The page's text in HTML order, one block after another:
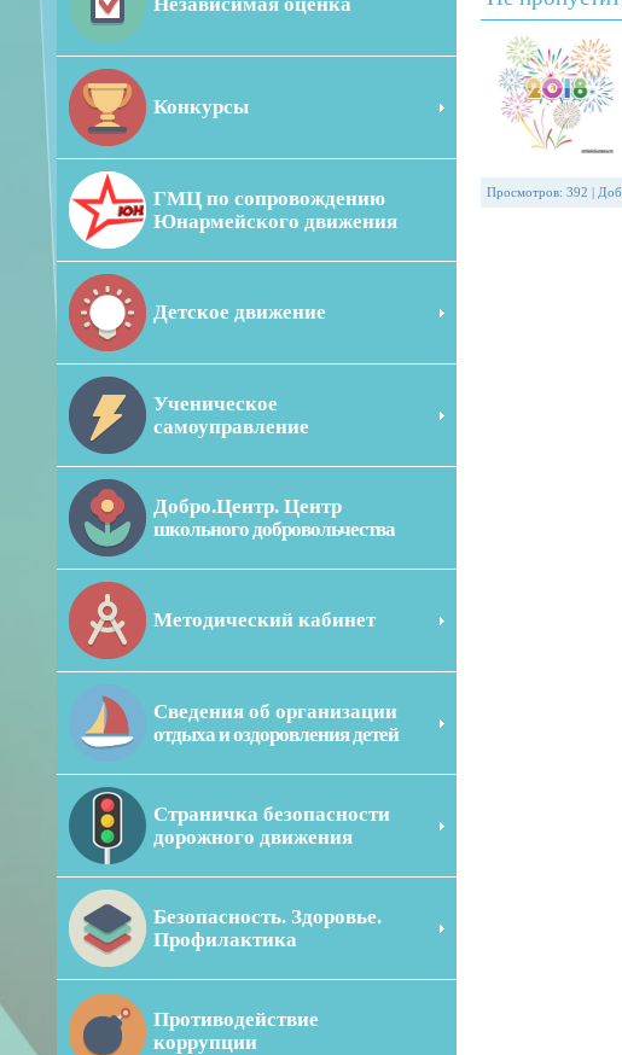
Конкурсы
ГМЦ по сопровождению
Юнармейского движения
Детское движение
Ученическое
самоуправление
Добро.Центр. Центр
школьного добровольчества
Методический кабинет
Сведения об организации
отдыха и оздоровления детей
Страничка безопасности
дорожного движения
Безопасность. Здоровье.
Профилактика
Противодействие
коррупции
Просмотров: 392